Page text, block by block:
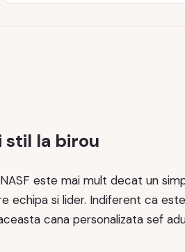
stil la birou
este mai mult decat un
echipa si lider. Indiferent ca
cana personalizata sef